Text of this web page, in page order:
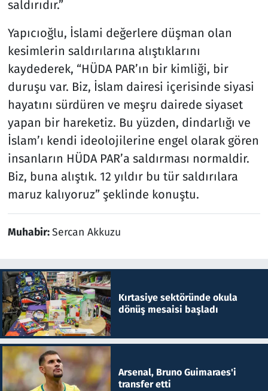
saldırıdır.”
Yapıcıoğlu, İslami değerlere düşman olan
kesimlerin saldırılarına alıştıklarını
kaydederek, “HÜDA PAR’ın bir kimliği, bir
duruşu var. Biz, İslam dairesi içerisinde siyasi
hayatını sürdüren ve meşru dairede siyaset
yapan bir hareketiz. Bu yüzden, dindarlığı ve
İslam’ı kendi ideolojilerine engel olarak gören
insanların HÜDA PAR’a saldırması normaldir.
Biz, buna alıştık. 12 yıldır bu tür saldırılara
maruz kalıyoruz” şeklinde konuştu.
Muhabir:Sercan Akkuzu
Kırtasiye sektöründe okula
dönüş mesaisi başladı
Arsenal, Bruno Guimaraes'i
transfer etti